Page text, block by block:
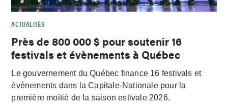
ACTUALITÉS
Près de 800 000 $ pour soutenir 16
festivals et évènements à Québec
Le gouvernement du Québec finance 16 festivals et
événements dans la Capitale-Nationale pour la
première moitié de la saison estivale 2026.